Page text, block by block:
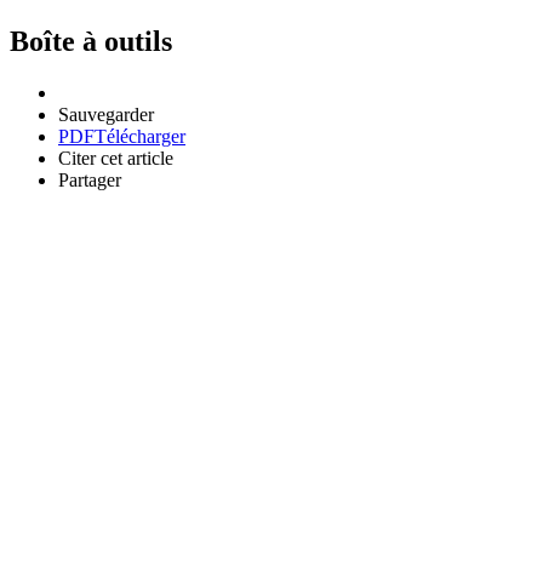
Boîte à outils
Sauvegarder
PDFTélécharger
Citer cet article
Partager